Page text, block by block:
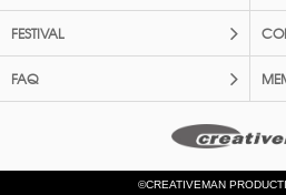
FESTIVAL
FAQ
©CREATIVEMAN